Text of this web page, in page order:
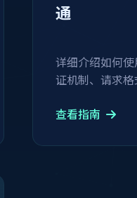
通
详细介绍如何
证机制、请求格
查看指南